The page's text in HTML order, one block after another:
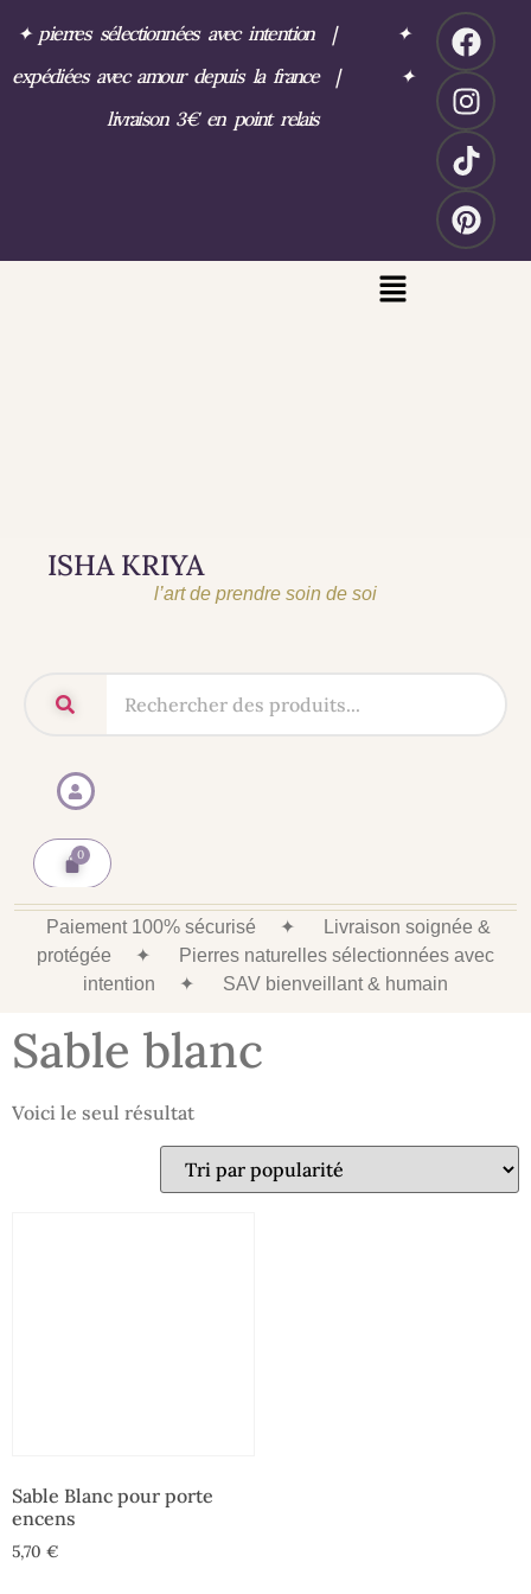
✦ pierres sélectionnées avec intention |
✦
expédiées avec amour depuis la france |
✦
livraison 3€ en point relais
ISHA KRIYA
l’art de prendre soin de soi
Paiement 100% sécurisé ✦
Livraison soignée &
protégée
✦
Pierres naturelles sélectionnées avec
intention
✦ SAV bienveillant & humain
Sable blanc
Voici le seul résultat
Sable Blanc pour porte
encens
5,70 €